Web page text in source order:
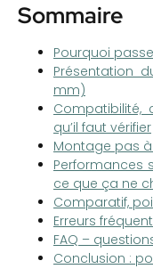
Sommaire
Pourquoi
Présentation
mm)
qu’il faut vérifier
Montage pas
Performances
ce que ça ne
Comparatif,
Erreurs
FAQ –
Conclusion :